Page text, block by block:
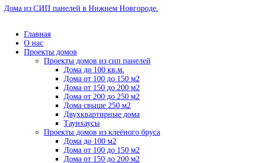
Дома из СИП панелей в Нижнем Новгороде.
Главная
О нас
Проекты домов
Проекты домов из сип панелей
Дома до 100 кв.м.
Дома от 100 до 150 м2
Дома от 150 до 200 м2
Дома от 200 до 250 м2
Дома свыше 250 м2
Двухквартирные дома
Таунхаусы
Проекты домов из клеёного бруса
Дома до 100 м2
Дома от 100 до 150 м2
Дома от 150 до 200 м2